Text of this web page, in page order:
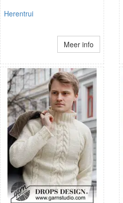
Herentrui
Meer info